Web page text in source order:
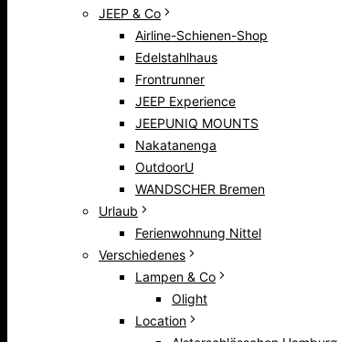
JEEP & Co
Airline-Schienen-Shop
Edelstahlhaus
Frontrunner
JEEP Experience
JEEPUNIQ MOUNTS
Nakatanenga
OutdoorU
WANDSCHER Bremen
Urlaub
Ferienwohnung Nittel
Verschiedenes
Lampen & Co
Olight
Location